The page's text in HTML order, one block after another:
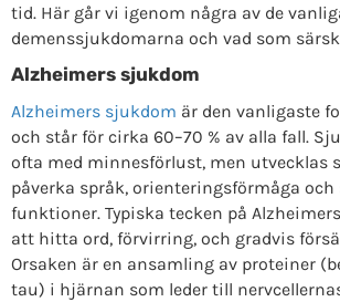
tid. Här går vi igenom några av de
demenssjukdomarna och vad som
Alzheimers sjukdom
Alzheimers sjukdom är den vanligaste
och står för cirka 60–70 % av alla fall.
ofta med minnesförlust, men utvecklas
påverka språk, orienteringsförmåga och
funktioner. Typiska tecken på
att hitta ord, förvirring, och gradvis
Orsaken är en ansamling av proteiner
tau) i hjärnan som leder till